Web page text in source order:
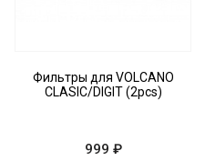
Фильтры для VOLCANO
CLASIC/DIGIT (2pcs)
999 ₽